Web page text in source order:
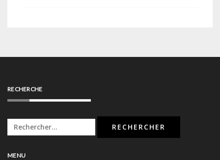
RECHERCHE
Rechercher :
MENU